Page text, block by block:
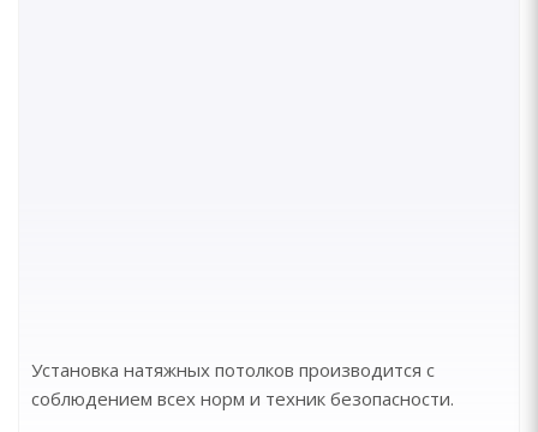
Установка натяжных потолков производится с
соблюдением всех норм и техник безопасности.